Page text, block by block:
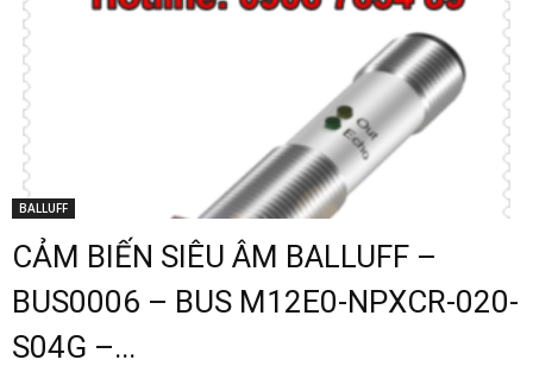
BALLUFF
CẢM BIẾN SIÊU ÂM BALLUFF –
BUS0006 – BUS M12E0-NPXCR-020-
S04G –...